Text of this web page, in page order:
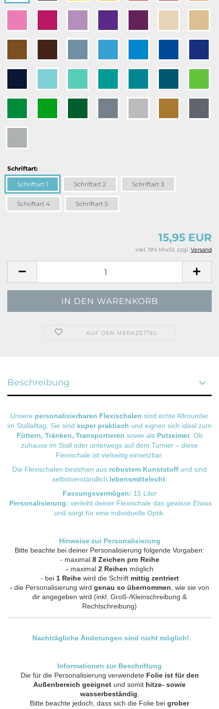
Schriftart:
Schriftart 1 Schriftart 2 Schriftart 3
Schriftart 4 Schriftart 5
15,95 EUR
inkl. 19% MwSt. zzgl. Versand
AUF DEN MERKZETTEL
Beschreibung
Unsere personalisierbaren Flexischalen sind echte Allrounder
im Stallalltag. Sie sind super praktisch und eignen sich ideal zum
Füttern, Tränken, Transportieren sowie als Putzeimer. Ob
zuhause im Stall oder unterwegs auf dem Turnier – diese
Flexischale ist vielseitig einsetzbar.
Die Flexischalen bestehen aus robustem Kunststoff und sind
selbstverständlich lebensmittelecht.
Fassungsvermögen: 15 Liter
Personalisierung: verleiht deiner Flexischale das gewisse Etwas
und sorgt für eine individuelle Optik.
Hinweise zur Personalisierung
Bitte beachte bei deiner Personalisierung folgende Vorgaben:
- maximal 8 Zeichen pro Reihe
- maximal 2 Reihen möglich
- bei 1 Reihewird die Schrift mittig zentriert
- die Personalisierung wird genau so übernommen , wie sie von
dir angegeben wird (inkl. Groß-/Kleinschreibung &
Rechtschreibung)
Nachträgliche Änderungen sind nicht möglich!
Informationen zur Beschriftung
Die für die Personalisierung verwendete Folie ist für den
Außenbereich geeignet und somit hitze- sowie
wasserbeständig
Bitte beachte jedoch, dass sich die Folie bei grober